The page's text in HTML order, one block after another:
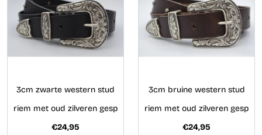
3cm zwarte western stud
riem met oud zilveren gesp
€24,95
3cm bruine western stud
riem met oud zilveren gesp
€24,95